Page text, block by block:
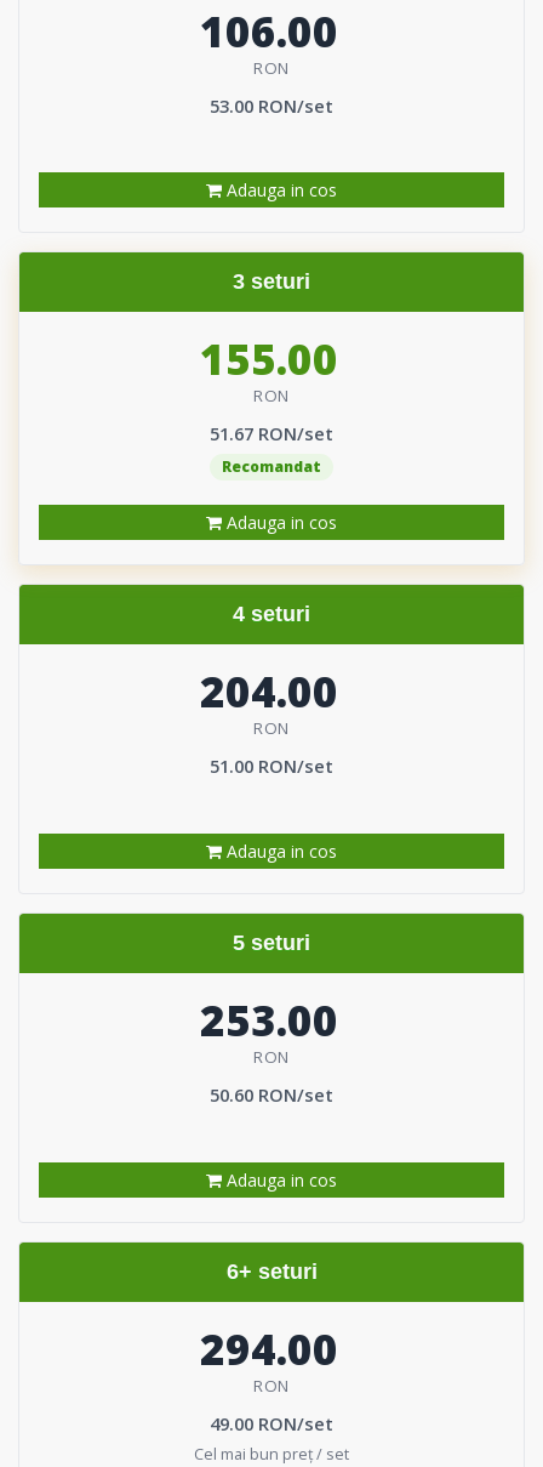
106.00
RON
53.00 RON/set
Adauga in cos
3 seturi
155.00
RON
51.67 RON/set
Recomandat
Adauga in cos
4 seturi
204.00
RON
51.00 RON/set
Adauga in cos
5 seturi
253.00
RON
50.60 RON/set
Adauga in cos
6+ seturi
294.00
RON
49.00 RON/set
Cel mai bun preț / set